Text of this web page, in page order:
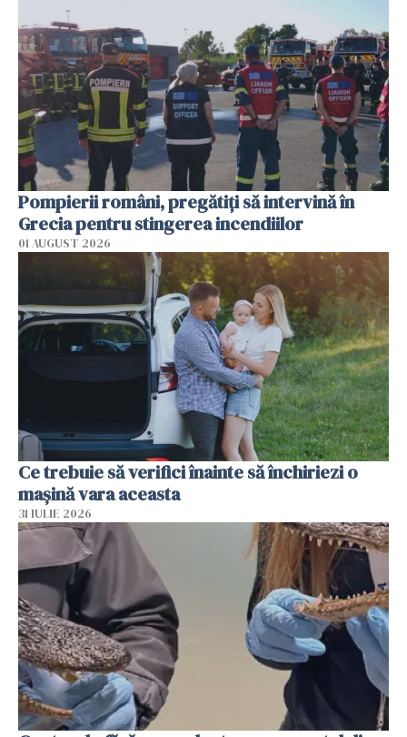
Pompierii români, pregătiţi să intervină în
Grecia pentru stingerea incendiilor
01 AUGUST 2026
Ce trebuie să verifici înainte să închiriezi o
mașină vara aceasta
31 IULIE 2026